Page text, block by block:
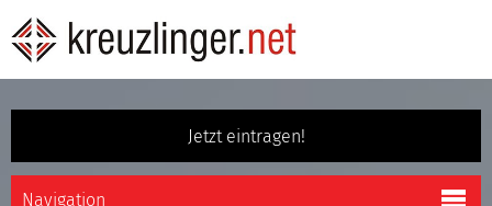
Jetzt eintragen!